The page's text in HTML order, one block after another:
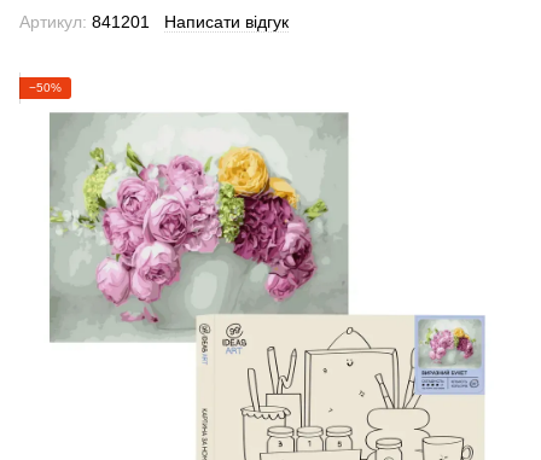
Артикул: 841201 Написати відгук
−50%